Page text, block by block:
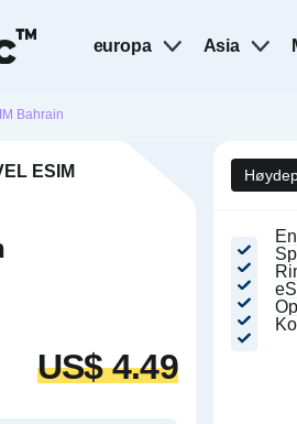
europa Asia
Bahrain
ESIM
US$ 4.49